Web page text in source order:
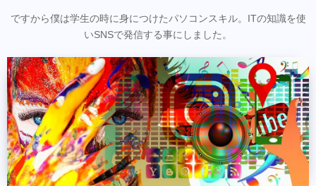
ですから僕は学生の時に身につけたパソコンスキル。ITの知識を使
いSNSで発信する事にしました。